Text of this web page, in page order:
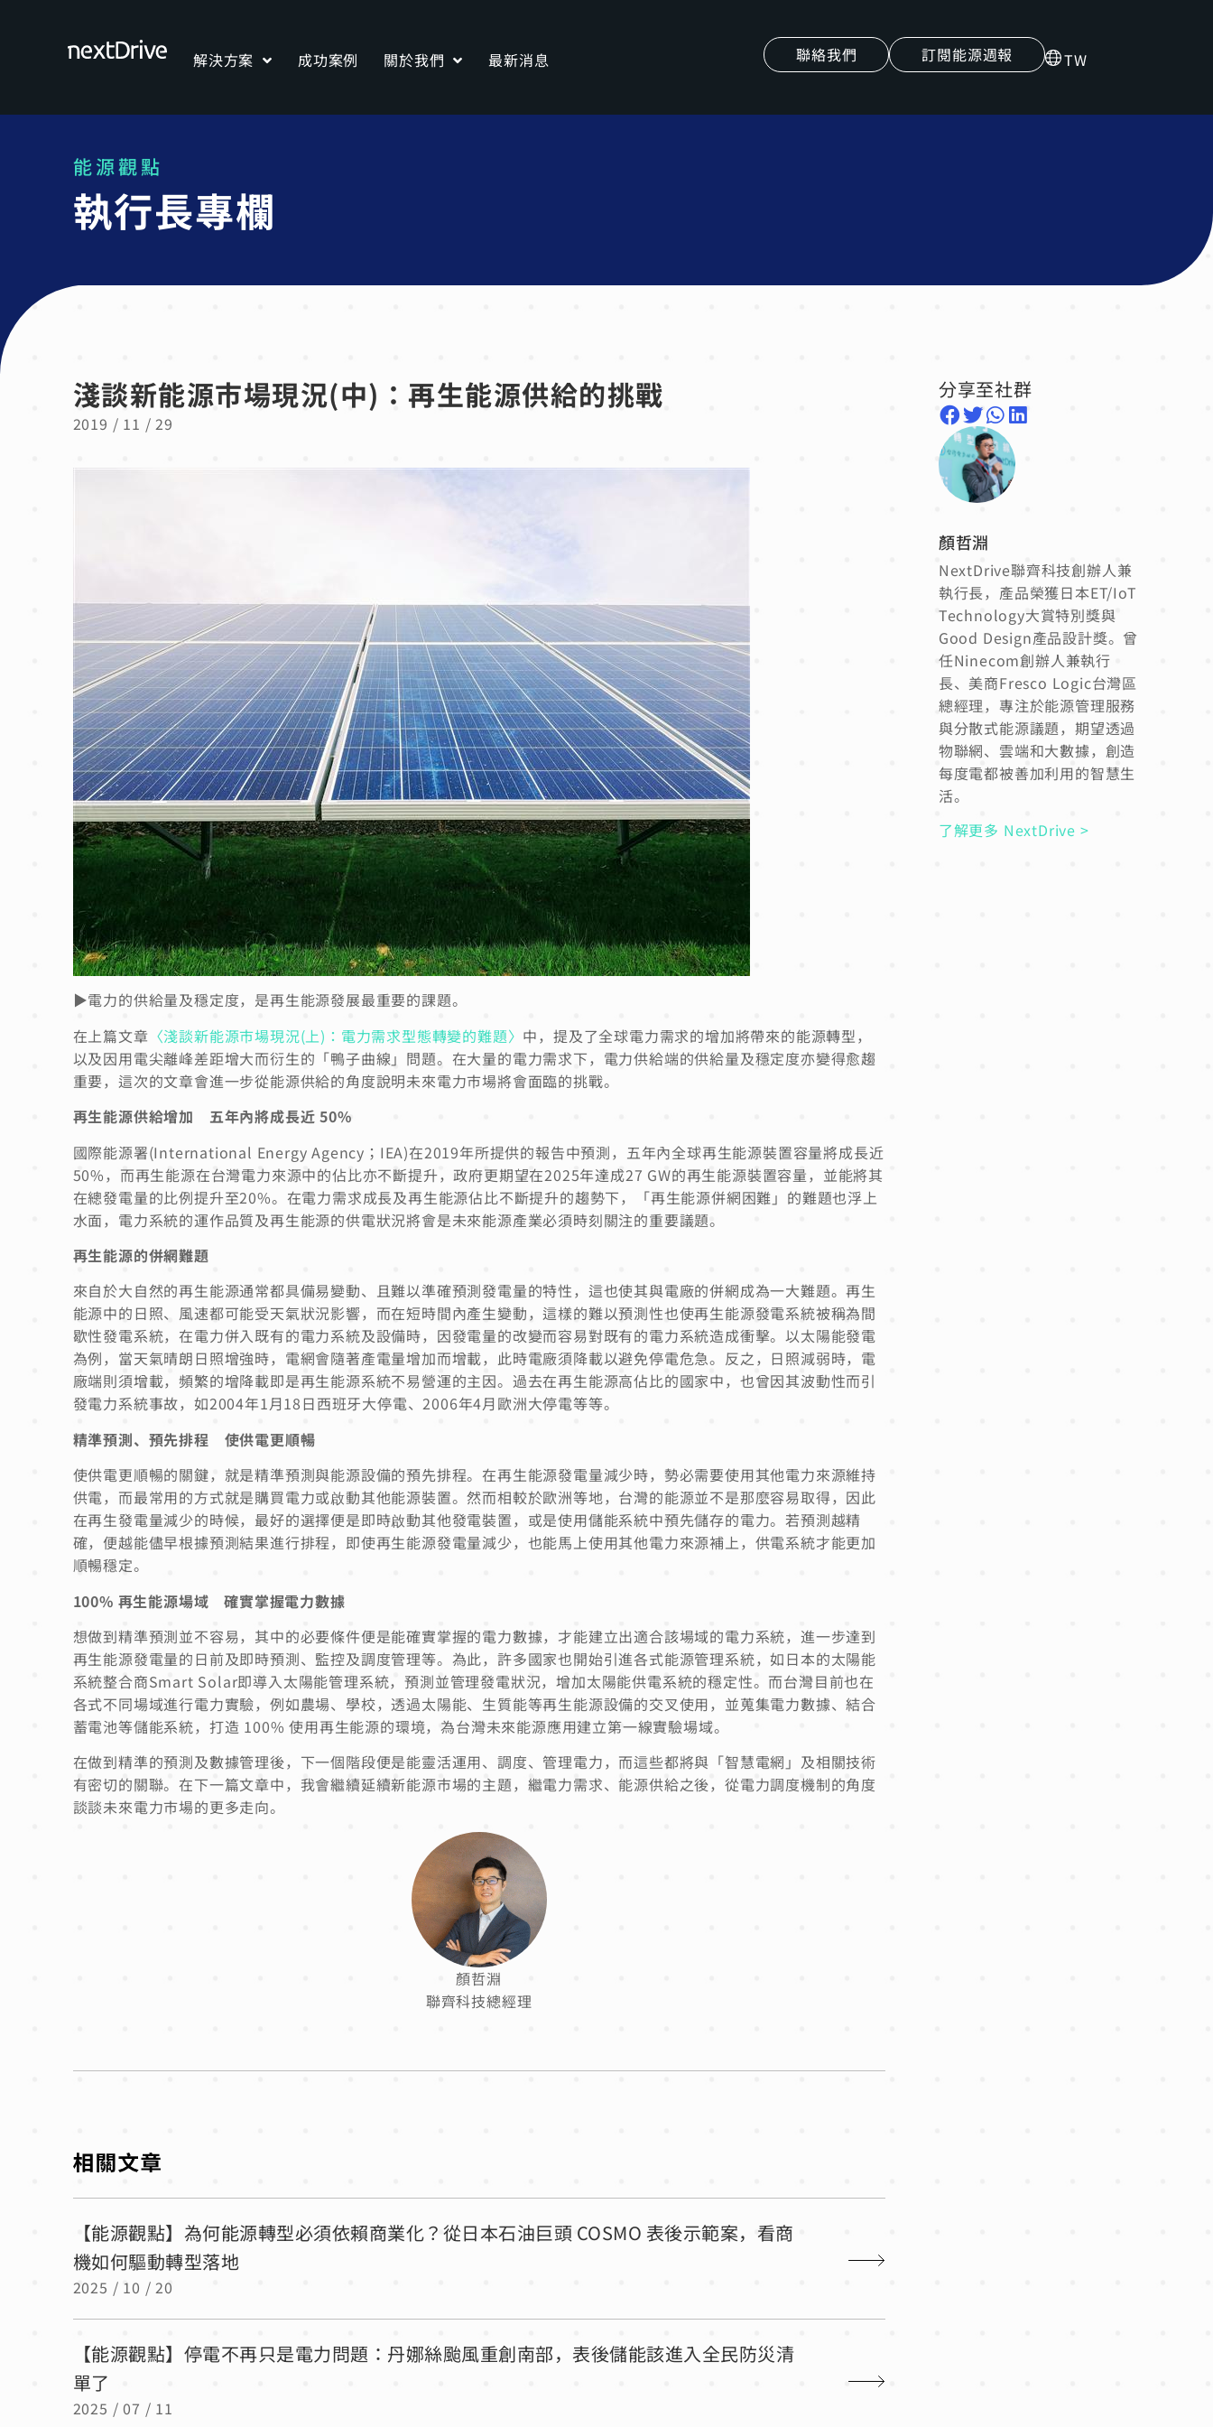
解決方案 成功案例 關於我們 最新消息 聯絡我們 訂閱能源週報 TW
能源觀點
執行長專欄
淺談新能源市場現況(中)：再生能源供給的挑戰
2019 / 11 / 29
▶電力的供給量及穩定度，是再生能源發展最重要的課題。
在上篇文章 〈淺談新能源市場現況(上)：電力需求型態轉變的難題〉 中，提及了全球電力需求的增加將帶來的能源轉型，
以及因用電尖離峰差距增大而衍生的「鴨子曲線」問題。在大量的電力需求下，電力供給端的供給量及穩定度亦變得愈趨
重要，這次的文章會進一步從能源供給的角度說明未來電力市場將會面臨的挑戰。
再生能源供給增加 五年內將成長近 50%
國際能源署(International Energy Agency；IEA)在2019年所提供的報告中預測，五年內全球再生能源裝置容量將成長近
50%，而再生能源在台灣電力來源中的佔比亦不斷提升，政府更期望在2025年達成27 GW的再生能源裝置容量，並能將其
在總發電量的比例提升至20%。在電力需求成長及再生能源佔比不斷提升的趨勢下，「再生能源併網困難」的難題也浮上
水面，電力系統的運作品質及再生能源的供電狀況將會是未來能源產業必須時刻關注的重要議題。
再生能源的併網難題
來自於大自然的再生能源通常都具備易變動、且難以準確預測發電量的特性，這也使其與電廠的併網成為一大難題。再生
能源中的日照、風速都可能受天氣狀況影響，而在短時間內產生變動，這樣的難以預測性也使再生能源發電系統被稱為間
歇性發電系統，在電力併入既有的電力系統及設備時，因發電量的改變而容易對既有的電力系統造成衝擊。以太陽能發電
為例，當天氣晴朗日照增強時，電網會隨著產電量增加而增載，此時電廠須降載以避免停電危急。反之，日照減弱時，電
廠端則須增載，頻繁的增降載即是再生能源系統不易營運的主因。過去在再生能源高佔比的國家中，也曾因其波動性而引
發電力系統事故，如2004年1月18日西班牙大停電、2006年4月歐洲大停電等等。
精準預測、預先排程 使供電更順暢
使供電更順暢的關鍵，就是精準預測與能源設備的預先排程。在再生能源發電量減少時，勢必需要使用其他電力來源維持
供電，而最常用的方式就是購買電力或啟動其他能源裝置。然而相較於歐洲等地，台灣的能源並不是那麼容易取得，因此
在再生發電量減少的時候，最好的選擇便是即時啟動其他發電裝置，或是使用儲能系統中預先儲存的電力。若預測越精
確，便越能儘早根據預測結果進行排程，即使再生能源發電量減少，也能馬上使用其他電力來源補上，供電系統才能更加
順暢穩定。
100% 再生能源場域 確實掌握電力數據
想做到精準預測並不容易，其中的必要條件便是能確實掌握的電力數據，才能建立出適合該場域的電力系統，進一步達到
再生能源發電量的日前及即時預測、監控及調度管理等。為此，許多國家也開始引進各式能源管理系統，如日本的太陽能
系統整合商Smart Solar即導入太陽能管理系統，預測並管理發電狀況，增加太陽能供電系統的穩定性。而台灣目前也在
各式不同場域進行電力實驗，例如農場、學校，透過太陽能、生質能等再生能源設備的交叉使用，並蒐集電力數據、結合
蓄電池等儲能系統，打造 100% 使用再生能源的環境，為台灣未來能源應用建立第一線實驗場域。
在做到精準的預測及數據管理後，下一個階段便是能靈活運用、調度、管理電力，而這些都將與「智慧電網」及相關技術
有密切的關聯。在下一篇文章中，我會繼續延續新能源市場的主題，繼電力需求、能源供給之後，從電力調度機制的角度
談談未來電力市場的更多走向。
顏哲淵
聯齊科技總經理
【能源觀點】為何能源轉型必須依賴商業化？從日本石油巨頭 COSMO 表後示範案，看商
機如何驅動轉型落地
2025 / 10 / 20
【能源觀點】停電不再只是電力問題：丹娜絲颱風重創南部，表後儲能該進入全民防災清
單了
2025 / 07 / 11
分享至社群
顏哲淵
NextDrive聯齊科技創辦人兼
執行長，產品榮獲日本ET/IoT
Technology大賞特別獎與
Good Design產品設計獎。曾
任Ninecom創辦人兼執行
長、美商Fresco Logic台灣區
總經理，專注於能源管理服務
與分散式能源議題，期望透過
物聯網、雲端和大數據，創造
每度電都被善加利用的智慧生
活。
了解更多 NextDrive >